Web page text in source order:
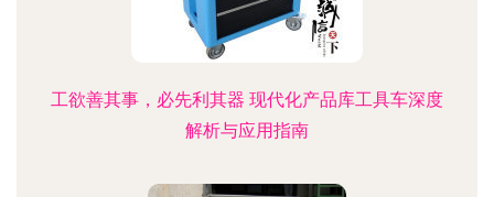
工欲善其事，必先利其器 现代化产品库工具车深度
解析与应用指南